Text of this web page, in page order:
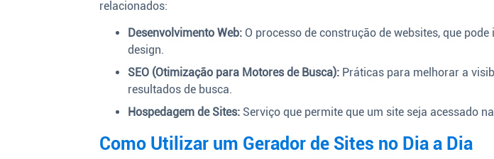
relacionados:
Desenvolvimento Web: O processo de construção de websites, que
design.
SEO (Otimização para Motores de Busca): Práticas para melhorar a
resultados de busca.
Hospedagem de Sites: Serviço que permite que um site seja acessado
Como Utilizar um Gerador de Sites no Dia a Dia